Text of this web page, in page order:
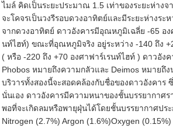
ไมล์ คิดเป็นระยะประมาณ 1.5 เท่าของระยะห่าง
จะโคจรเป็นวงรีรอบดวงอาทิตย์และมีระยะห่างระ
จากดวงอาทิตย์ ดาวอังคารมีอุณหภูมิเฉลี่ย -65 อง
นท์ไฮท์) ขณะที่อุณหภูมิจริง อยู่ระหว่าง -140 ถึง
( หรือ -220 ถึง +70 องศาฟาร์เรนท์ไฮท์ ) ดาวอัง
Phobos หมายถึงความกลัวและ Deimos หมายถึ
บริวารทั้งสองนี้จะสอดคล้องกับชื่อของดาวอังคาร
นั่นเอง ดาวอังคารมีความหนาของชั้นบรรยากาศร
พอที่จะเกิดลมหรือพายุฝุ่นได้โดยชั้นบรรยากาศปร
Nitrogen (2.7%) Argon (1.6%)Oxygen